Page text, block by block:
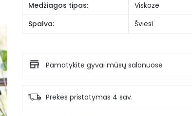
Medžiagos tipas:
Viskozė
Spalva:
Šviesi
Pamatykite gyvai mūsų salonuose
Prekės pristatymas 4 sav.